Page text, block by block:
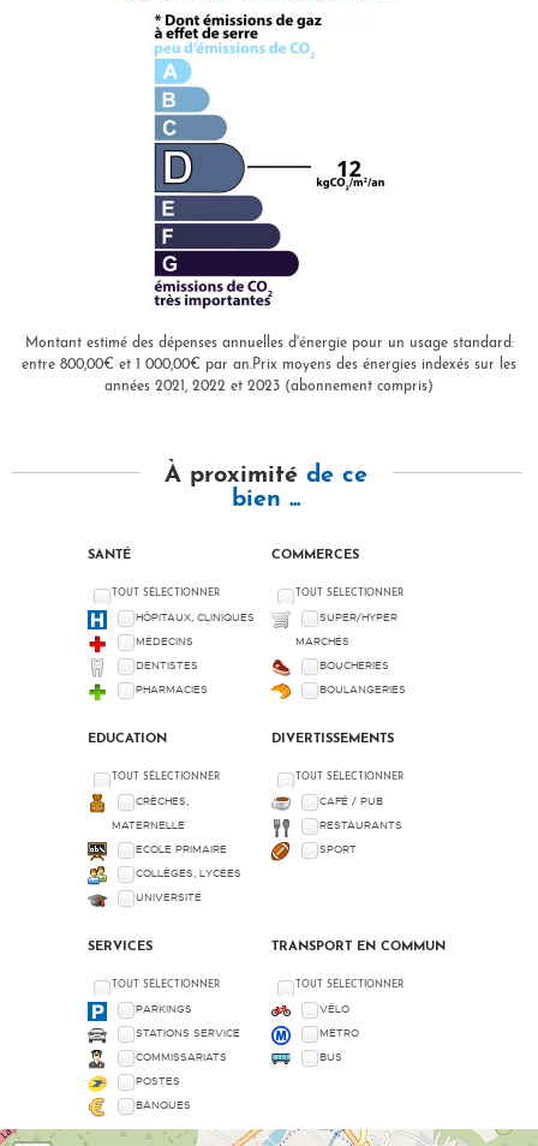
Montant estimé des dépenses annuelles d'énergie pour un usage standard:
entre 800,00€ et 1 000,00€ par an.Prix moyens des énergies indexés sur les
années 2021, 2022 et 2023 (abonnement compris)
À proximitéde ce
bien ...
SANTÉ
TOUT SÉLECTIONNER
HÔPITAUX, CLINIQUES
MÉDECINS
DENTISTES
PHARMACIES
COMMERCES
TOUT SÉLECTIONNER
SUPER/HYPER
MARCHÉS
BOUCHERIES
BOULANGERIES
EDUCATION
TOUT SÉLECTIONNER
CRÈCHES,
MATERNELLE
ECOLE PRIMAIRE
COLLÈGES, LYCÉES
UNIVERSITÉ
DIVERTISSEMENTS
TOUT SÉLECTIONNER
CAFÉ / PUB
RESTAURANTS
SPORT
SERVICES
TOUT SÉLECTIONNER
PARKINGS
STATIONS SERVICE
COMMISSARIATS
POSTES
BANQUES
TRANSPORT EN COMMUN
TOUT SÉLECTIONNER
VÉLO
MÉTRO
BUS